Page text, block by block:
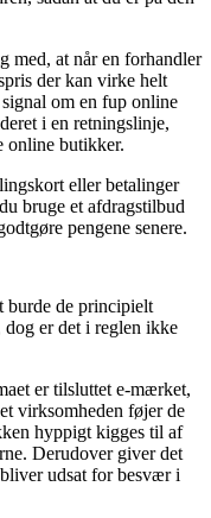
med, at når en forhandler
der kan virke helt
om en fup online
i en retningslinje,
online butikker.
eller betalinger
bruge et afdragstilbud
pengene senere.
burde de principielt
dog er det i reglen ikke
er tilsluttet e-mærket,
virksomheden føjer de
hyppigt kigges til af
Derudover giver det
udsat for besvær i